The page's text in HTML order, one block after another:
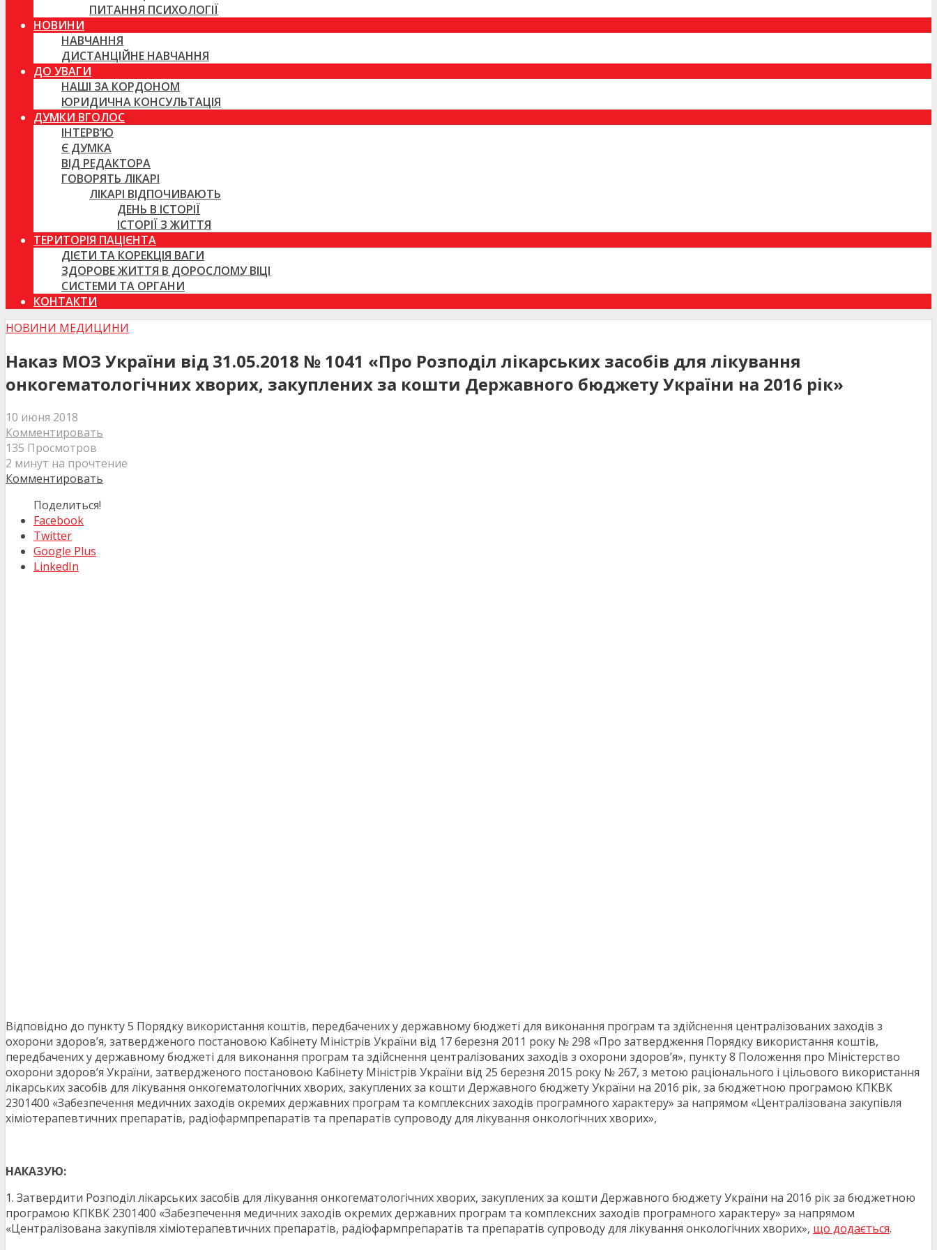
ПИТАННЯ ПСИХОЛОГІЇ
НОВИНИ
НАВЧАННЯ
ДИСТАНЦІЙНЕ НАВЧАННЯ
ДО УВАГИ
НАШІ ЗА КОРДОНОМ
ЮРИДИЧНА КОНСУЛЬТАЦІЯ
ДУМКИ ВГОЛОС
ІНТЕРВ’Ю
Є ДУМКА
ВІД РЕДАКТОРА
ГОВОРЯТЬ ЛІКАРІ
ЛІКАРІ ВІДПОЧИВАЮТЬ
ДЕНЬ В ІСТОРІЇ
ІСТОРІЇ З ЖИТТЯ
ТЕРИТОРІЯ ПАЦІЄНТА
ДІЄТИ ТА КОРЕКЦІЯ ВАГИ
ЗДОРОВЕ ЖИТТЯ В ДОРОСЛОМУ ВІЦІ
СИСТЕМИ ТА ОРГАНИ
КОНТАКТИ
НОВИНИ МЕДИЦИНИ
Наказ МОЗ України від 31.05.2018 № 1041 «Про Розподіл лікарських засобів для лікування
онкогематологічних хворих, закуплених за кошти Державного бюджету України на 2016 рік»
10 июня 2018
Комментировать
135 Просмотров
2 минут на прочтение
Комментировать
Поделиться!
Facebook
Twitter
Google Plus
LinkedIn
Відповідно до пункту 5 Порядку використання коштів, передбачених у державному бюджеті для виконання програм та здійснення централізованих заходів з
охорони здоров’я, затвердженого постановою Кабінету Міністрів України від 17 березня 2011 року № 298 «Про затвердження Порядку використання коштів,
передбачених у державному бюджеті для виконання програм та здійснення централізованих заходів з охорони здоров’я», пункту 8 Положення про Міністерство
охорони здоров’я України, затвердженого постановою Кабінету Міністрів України від 25 березня 2015 року № 267, з метою раціонального і цільового використання
лікарських засобів для лікування онкогематологічних хворих, закуплених за кошти Державного бюджету України на 2016 рік, за бюджетною програмою КПКВК
2301400 «Забезпечення медичних заходів окремих державних програм та комплексних заходів програмного характеру» за напрямом «Централізована закупівля
хіміотерапевтичних препаратів, радіофармпрепаратів та препаратів супроводу для лікування онкологічних хворих»,
НАКАЗУЮ:
1. Затвердити Розподіл лікарських засобів для лікування онкогематологічних хворих, закуплених за кошти Державного бюджету України на 2016 рік за бюджетною
програмою КПКВК 2301400 «Забезпечення медичних заходів окремих державних програм та комплексних заходів програмного характеру» за напрямом
«Централізована закупівля хіміотерапевтичних препаратів, радіофармпрепаратів та препаратів супроводу для лікування онкологічних хворих», що додається.